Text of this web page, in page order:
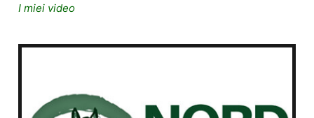
I miei video